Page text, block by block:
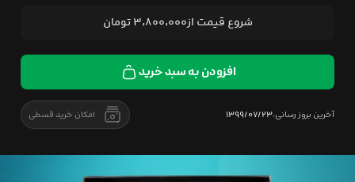
شروع قیمت از۳,۸۰۰,۰۰۰ تومان
افزودن به سبد خرید
آخرین بروز رسانی:۱۳۹۹/۰۷/۲۳ امکان خرید قسطی